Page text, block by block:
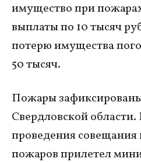
имущество при
выплаты по 10 тысяч
потерю имущества
50 тысяч.
Пожары
Свердловской
проведения
пожаров прилетел